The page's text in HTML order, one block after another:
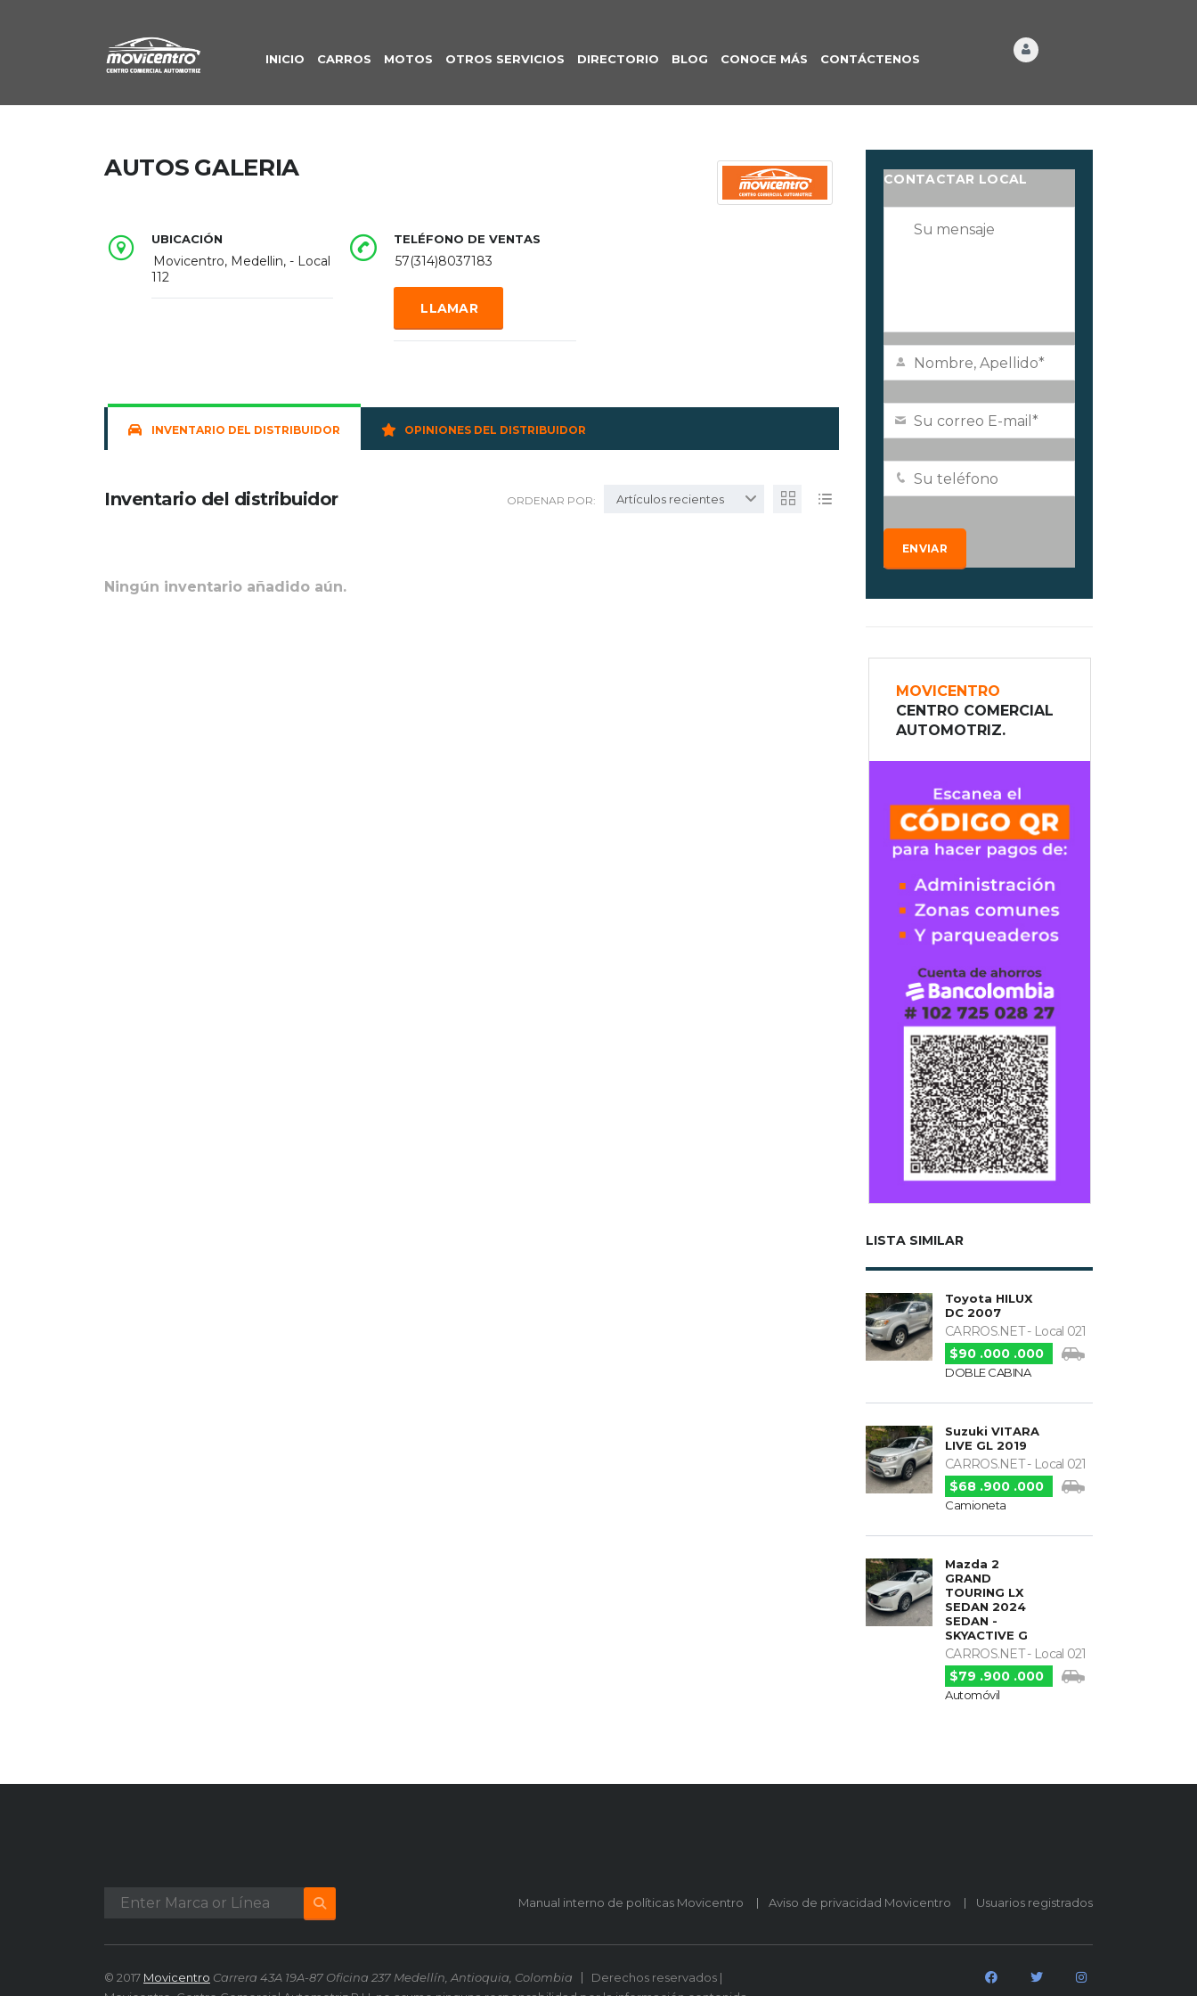
INICIO CARROS MOTOS OTROS SERVICIOS DIRECTORIO BLOG CONOCE MÁS CONTÁCTENOS
AUTOS GALERIA
UBICACIÓN
Movicentro, Medellin, - Local
112
TELÉFONO DE VENTAS
57(314)8037183
LLAMAR
INVENTARIO DEL DISTRIBUIDOR OPINIONES DEL DISTRIBUIDOR
Inventario del distribuidor ORDENAR POR: Artículos recientes
Ningún inventario añadido aún.
CONTACTAR LOCAL
MOVICENTRO
CENTRO COMERCIAL
AUTOMOTRIZ.
LISTA SIMILAR
Toyota HILUX
DC 2007
CARROS.NET - Local 021
$90 .000 .000
DOBLE CABINA
Suzuki VITARA
LIVE GL 2019
CARROS.NET - Local 021
$68 .900 .000
Camioneta
Mazda 2
GRAND
TOURING LX
SEDAN 2024
SEDAN -
SKYACTIVE G
CARROS.NET - Local 021
$79 .900 .000
Automóvil
Manual interno de políticas Movicentro Aviso de privacidad Movicentro Usuarios registrados
© 2017 Movicentro Carrera 43A 19A-87 Oficina 237 Medellín, Antioquia, Colombia
Derechos reservados |